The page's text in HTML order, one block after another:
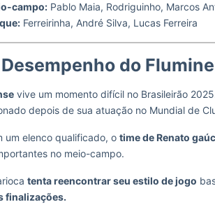
campo:Pablo Maia, Rodriguinho, Marcos
Ferreirinha, André Silva, Lucas Ferreira
Desempenho do
vive um momento difícil no Brasileirão
depois de sua atuação no Mundial de
um elenco qualificado, o time de Renato
no meio-campo.
tenta reencontrar seu estilo de jogo
finalizações.